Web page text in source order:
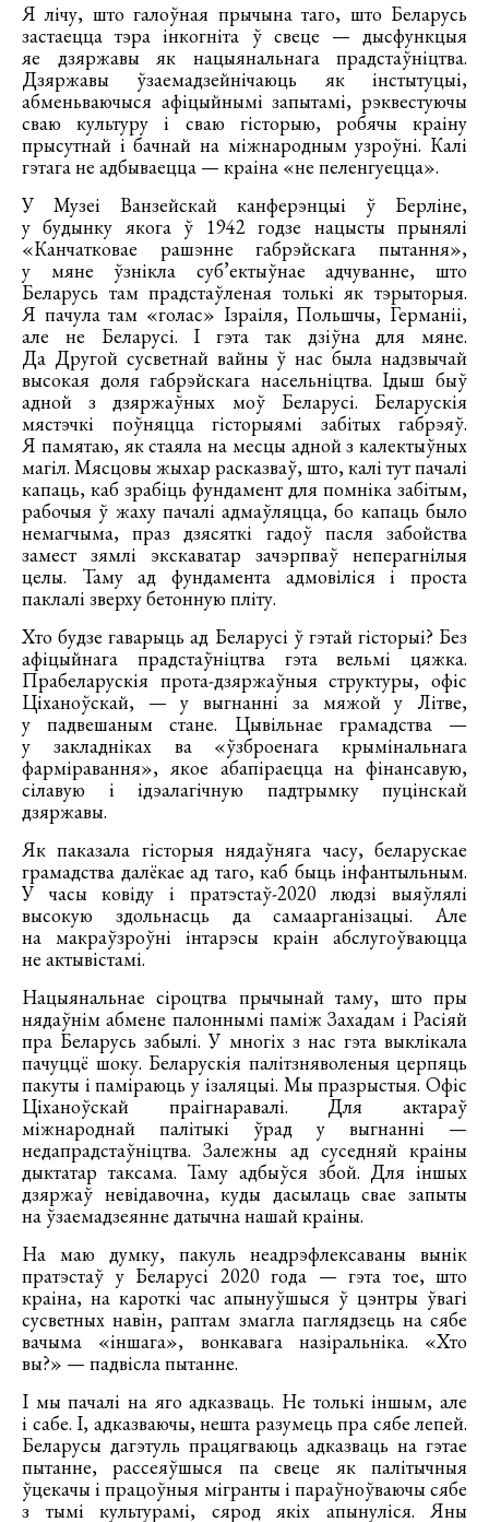
Я лічу, што галоўная прычына таго, што Беларусь
застаецца тэра інкогніта ў свеце — дысфункцыя
яе дзяржавы як нацыянальнага прадстаўніцтва.
Дзяржавы ўзаемадзейнічаюць як інстытуцыі,
абменьваючыся афіцыйнымі запытамі, рэквестуючы
сваю культуру і сваю гісторыю, робячы краіну
прысутнай і бачнай на міжнародным узроўні. Калі
гэтага не адбываецца — краіна «не пеленгуецца».
У Музеі Ванзейскай канферэнцыі ў Берліне,
у будынку якога ў 1942 годзе нацысты прынялі
«Канчатковае рашэнне габрэйскага пытання»,
у мяне ўзнікла суб’ектыўнае адчуванне, што
Беларусь там прадстаўленая толькі як тэрыторыя.
Я пачула там «голас» Ізраіля, Польшчы, Германіі,
але не Беларусі. І гэта так дзіўна для мяне.
Да Другой сусветнай вайны ў нас была надзвычай
высокая доля габрэйскага насельніцтва. Ідыш быў
адной з дзяржаўных моў Беларусі. Беларускія
мястэчкі поўняцца гісторыямі забітых габрэяў.
Я памятаю, як стаяла на месцы адной з калектыўных
магіл. Мясцовы жыхар расказваў, што, калі тут пачалі
капаць, каб зрабіць фундамент для помніка забітым,
рабочыя ў жаху пачалі адмаўляцца, бо капаць было
немагчыма, праз дзясяткі гадоў пасля забойства
замест зямлі экскаватар зачэрпваў неперагнілыя
целы. Таму ад фундамента адмовіліся і проста
паклалі зверху бетонную пліту.
Хто будзе гаварыць ад Беларусі ў гэтай гісторыі? Без
афіцыйнага прадстаўніцтва гэта вельмі цяжка.
Прабеларускія прота-дзяржаўныя структуры, офіс
Ціханоўскай, — у выгнанні за мяжой у Літве,
у падвешаным стане. Цывільнае грамадства —
у закладніках ва «ўзброенага крымінальнага
фарміравання», якое абапіраецца на фінансавую,
сілавую і ідэалагічную падтрымку пуцінскай
дзяржавы.
Як паказала гісторыя нядаўняга часу, беларускае
грамадства далёкае ад таго, каб быць інфантыльным.
У часы ковіду і пратэстаў-2020 людзі выяўлялі
высокую здольнасць да самаарганізацыі. Але
на макраўзроўні інтарэсы краін абслугоўваюцца
не актывістамі.
Нацыянальнае сіроцтва прычынай таму, што пры
нядаўнім абмене палоннымі паміж Захадам і Расіяй
пра Беларусь забылі. У многіх з нас гэта выклікала
пачуццё шоку. Беларускія палітзняволеныя церпяць
пакуты і паміраюць у ізаляцыі. Мы празрыстыя. Офіс
Ціханоўскай праігнаравалі. Для актараў
міжнароднай палітыкі ўрад у выгнанні —
недапрадстаўніцтва. Залежны ад суседняй краіны
дыктатар таксама. Таму адбыўся збой. Для іншых
дзяржаў невідавочна, куды дасылаць свае запыты
на ўзаемадзеянне датычна нашай краіны.
На маю думку, пакуль неадрэфлексаваны вынік
пратэстаў у Беларусі 2020 года — гэта тое, што
краіна, на кароткі час апынуўшыся ў цэнтры ўвагі
сусветных навін, раптам змагла паглядзець на сябе
вачыма «іншага», вонкавага назіральніка. «Хто
вы?» — падвісла пытанне.
І мы пачалі на яго адказваць. Не толькі іншым, але
і сабе. І, адказваючы, нешта разумець пра сябе лепей.
Беларусы дагэтуль працягваюць адказваць на гэтае
пытанне, рассеяўшыся па свеце як палітычныя
ўцекачы і працоўныя мігранты і параўноўваючы сябе
з тымі культурамі, сярод якіх апынуліся. Яны